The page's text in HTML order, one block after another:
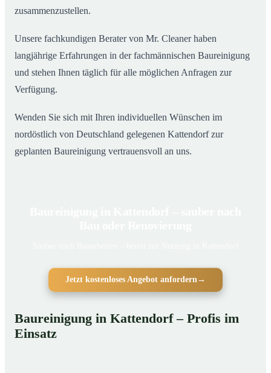
zusammenzustellen.
Unsere fachkundigen Berater von Mr. Cleaner haben
langjährige Erfahrungen in der fachmännischen Baureinigung
und stehen Ihnen täglich für alle möglichen Anfragen zur
Verfügung.
Wenden Sie sich mit Ihren individuellen Wünschen im
nordöstlich von Deutschland gelegenen Kattendorf zur
geplanten Baureinigung vertrauensvoll an uns.
Jetzt kostenloses Angebot anfordern→
Baureinigung in Kattendorf – Profis im
Einsatz